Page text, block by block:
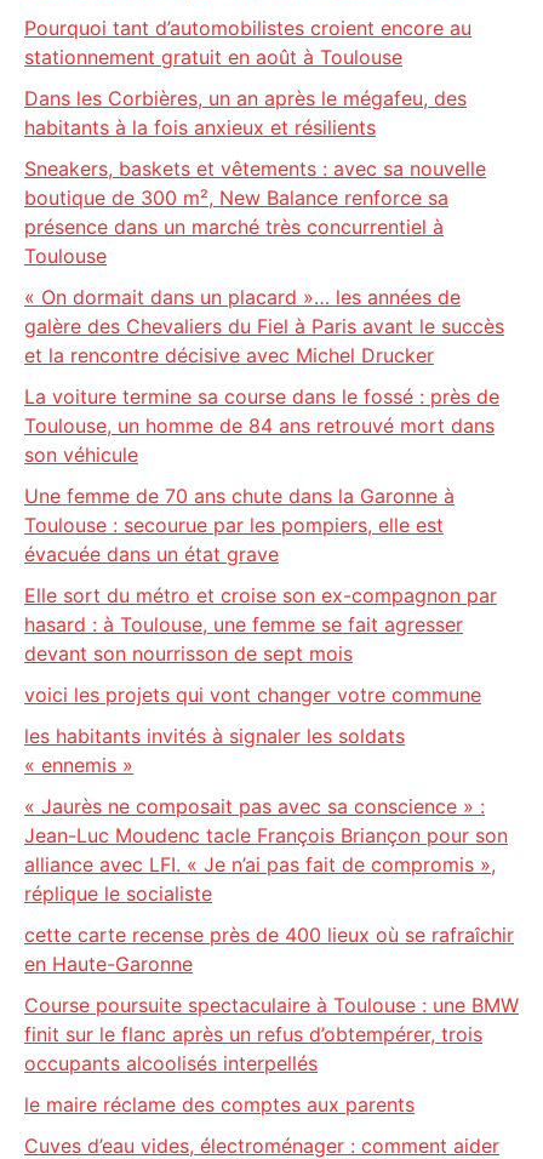
Pourquoi tant d’automobilistes croient encore au
stationnement gratuit en août à Toulouse
Dans les Corbières, un an après le mégafeu, des
habitants à la fois anxieux et résilients
Sneakers, baskets et vêtements : avec sa nouvelle
boutique de 300 m², New Balance renforce sa
présence dans un marché très concurrentiel à
Toulouse
« On dormait dans un placard »… les années de
galère des Chevaliers du Fiel à Paris avant le succès
et la rencontre décisive avec Michel Drucker
La voiture termine sa course dans le fossé : près de
Toulouse, un homme de 84 ans retrouvé mort dans
son véhicule
Une femme de 70 ans chute dans la Garonne à
Toulouse : secourue par les pompiers, elle est
évacuée dans un état grave
Elle sort du métro et croise son ex-compagnon par
hasard : à Toulouse, une femme se fait agresser
devant son nourrisson de sept mois
voici les projets qui vont changer votre commune
les habitants invités à signaler les soldats
« ennemis »
« Jaurès ne composait pas avec sa conscience » :
Jean-Luc Moudenc tacle François Briançon pour son
alliance avec LFI. « Je n’ai pas fait de compromis »,
réplique le socialiste
cette carte recense près de 400 lieux où se rafraîchir
en Haute-Garonne
Course poursuite spectaculaire à Toulouse : une BMW
finit sur le flanc après un refus d’obtempérer, trois
occupants alcoolisés interpellés
le maire réclame des comptes aux parents
Cuves d’eau vides, électroménager : comment aider